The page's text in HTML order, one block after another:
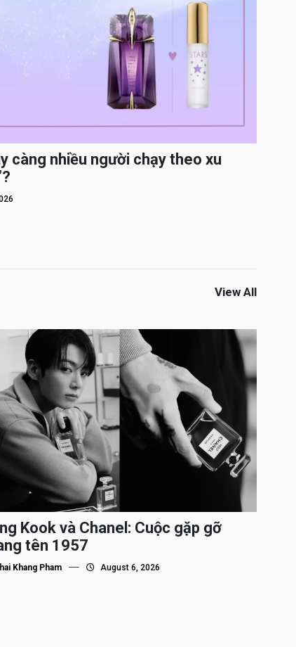
càng nhiều người chạy theo xu
View All
Kook và Chanel: Cuộc gặp gỡ
tên 1957
Khang Pham August 6, 2026